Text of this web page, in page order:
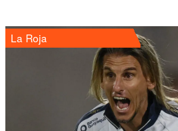
La Roja